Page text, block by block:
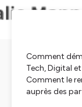
Comment
Tech, Digital
Comment le
auprès des